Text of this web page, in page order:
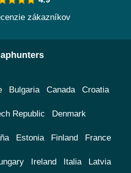
zákazníkov
Bulgaria Canada Croatia
Republic Denmark
Estonia Finland France
Ireland Italia Latvia